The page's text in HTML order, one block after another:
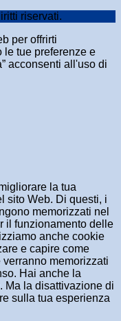
riservati.
per offrirti
le tue preferenze e
acconsenti all'uso di
la tua
sito Web. Di questi, i
memorizzati nel
il funzionamento delle
anche cookie
e capire come
memorizzati
Hai anche la
Ma la disattivazione di
sulla tua esperienza